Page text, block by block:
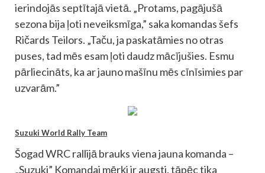
ierindojās septītajā vietā. „Protams, pagājušā
sezona bija ļoti neveiksmīga,” saka komandas šefs
Ričards Teilors. „Taču, ja paskatāmies no otras
puses, tad mēs esam ļoti daudz mācījušies. Esmu
pārliecināts, ka ar jauno mašīnu mēs cīnīsimies par
uzvarām.”
Suzuki World Rally Team
Šogad WRC rallijā brauks viena jauna komanda –
„Suzuki” Komandai mērķi ir augsti, tāpēc tika